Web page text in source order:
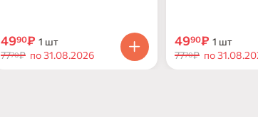
4990₽ 1 шт
7770₽ по 31.08.2026
4990₽ 1 шт
7770₽ по